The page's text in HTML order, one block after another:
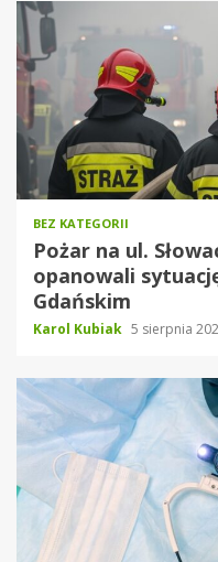
BEZ KATEGORII
Pożar na ul.
opanowali
Gdańskim
Karol Kubiak 5 sierpnia